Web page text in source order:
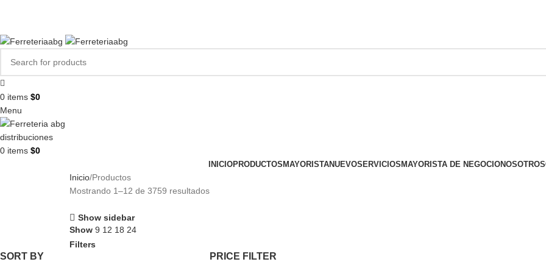
0 items $0
Menu
0 items $0
INICIOPRODUCTOS MAYORISTANUEVOSERVICIOS MAYORISTA DE NEGOCIONOSOTROS
Inicio Productos
Mostrando 1–12 de 3759 resultados
Show sidebar
Show 9 12 18 24
Filters
SORT BY PRICE FILTER